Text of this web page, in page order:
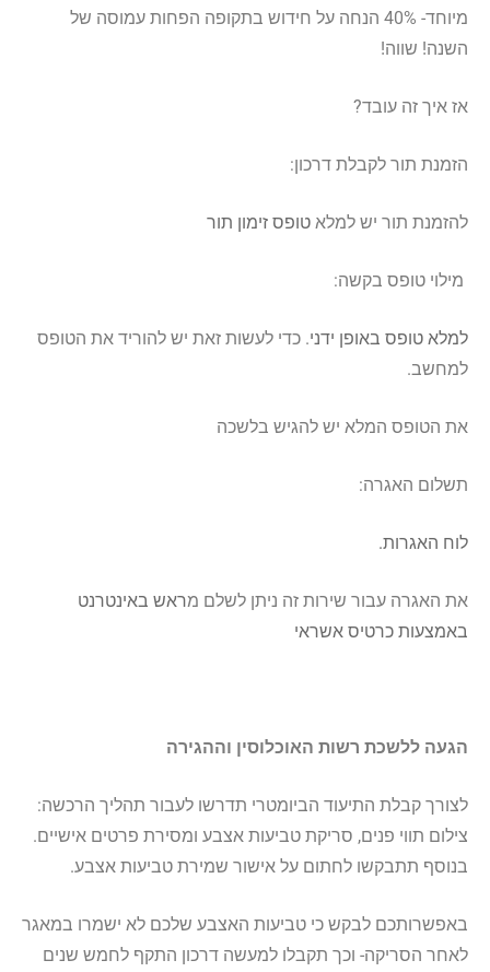
מיוחד- 40% הנחה על חידוש בתקופה הפחות עמוסה של
השנה! שווה!
אז איך זה עובד?
הזמנת תור לקבלת דרכון:
להזמנת תור יש למלא טופס זימון תור
מילוי טופס בקשה:
למלא טופס באופן ידני. כדי לעשות זאת יש להוריד את הטופס
למחשב.
את הטופס המלא יש להגיש בלשכה
תשלום האגרה:
לוח האגרות.
את האגרה עבור שירות זה ניתן לשלם מראש באינטרנט
באמצעות כרטיס אשראי
הגעה ללשכת רשות האוכלוסין וההגירה
לצורך קבלת התיעוד הביומטרי תדרשו לעבור תהליך הרכשה:
צילום תווי פנים, סריקת טביעות אצבע ומסירת פרטים אישיים.
בנוסף תתבקשו לחתום על אישור שמירת טביעות אצבע.
באפשרותכם לבקש כי טביעות האצבע שלכם לא ישמרו במאגר
לאחר הסריקה- וכך תקבלו למעשה דרכון התקף לחמש שנים